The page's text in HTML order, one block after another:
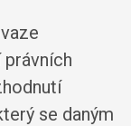
se daným